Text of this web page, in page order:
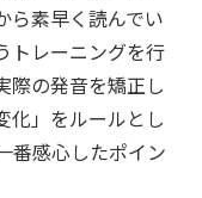
ら素早く読んでい
トレーニングを行
際の発音を矯正し
化」をルールとし
番感心したポイン